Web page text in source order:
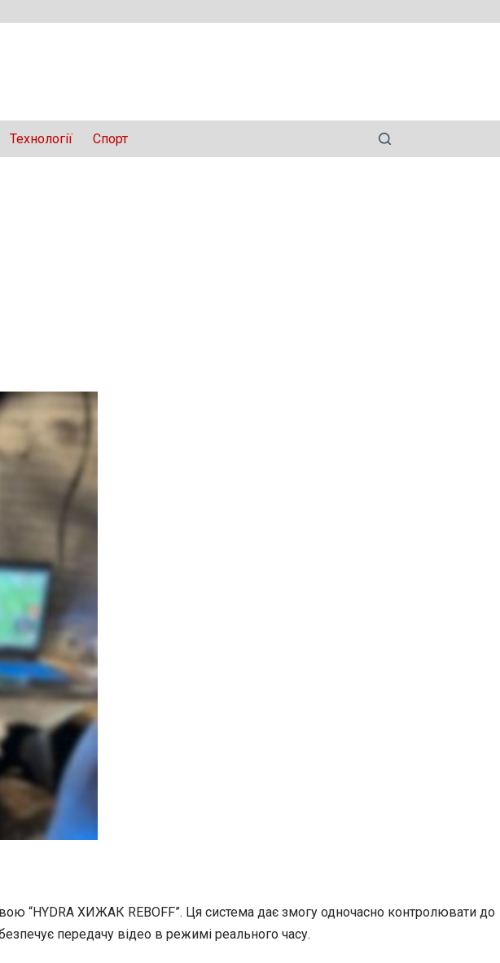
Технології Спорт
“HYDRA ХИЖАК REBOFF”. Ця система дає змогу одночасно контролювати до
передачу відео в режимі реального часу.